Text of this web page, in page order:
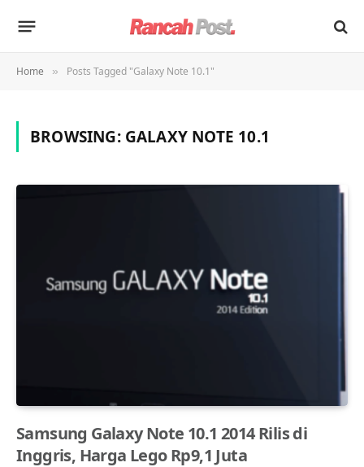
Home » Posts Tagged "Galaxy Note 10.1"
BROWSING: GALAXY NOTE 10.1
Samsung Galaxy Note 10.1 2014 Rilis di
Inggris, Harga Lego Rp9,1 Juta